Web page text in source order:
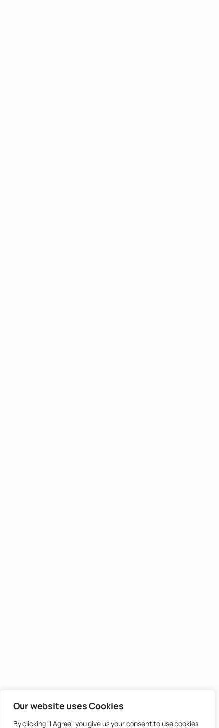
Our website uses Cookies
By clicking "I Agree" you give us your consent to use cookies